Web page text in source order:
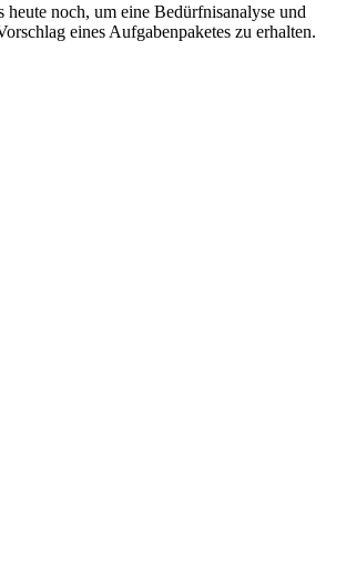
heute noch, um eine Bedürfnisanalyse und
eines Aufgabenpaketes zu erhalten.